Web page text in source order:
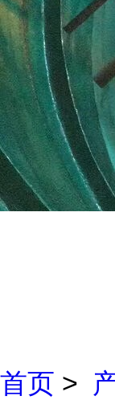
首页 >